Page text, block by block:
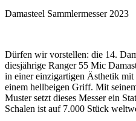
Damasteel Sammlermesser 2023
Dürfen wir vorstellen: die 14.
diesjährige Ranger 55 Mic
in einer einzigartigen Ästhetik
einem hellbeigen Griff. Mit
Muster setzt dieses Messer ein
Schalen ist auf 7.000 Stück